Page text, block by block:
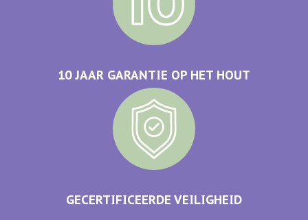
10 JAAR GARANTIE OP HET HOUT
GECERTIFICEERDE VEILIGHEID